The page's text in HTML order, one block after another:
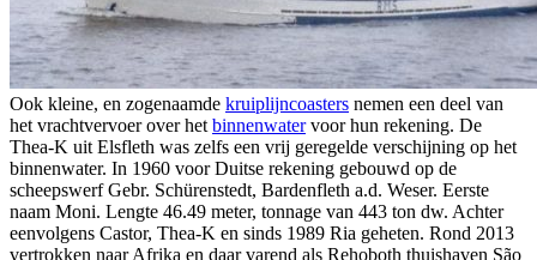
Ook kleine, en zogenaamde kruiplijncoasters nemen een deel van
het vrachtvervoer over het binnenwatervoor hun rekening. De
Thea-K uit Elsfleth was zelfs een vrij geregelde verschijning op het
binnenwater. In 1960 voor Duitse rekening gebouwd op de
scheepswerf Gebr. Schürenstedt, Bardenfleth a.d. Weser. Eerste
naam Moni. Lengte 46.49 meter, tonnage van 443 ton dw. Achter
eenvolgens Castor, Thea-K en sinds 1989 Ria geheten. Rond 2013
vertrokken naar Afrika en daar varend als Rehoboth thuishaven São